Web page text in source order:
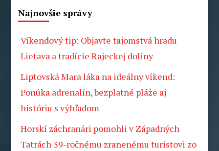
Najnovšie správy
Víkendový tip: Objavte tajomstvá hradu
Lietava a tradície Rajeckej doliny
Liptovská Mara láka na ideálny víkend:
Ponúka adrenalín, bezplatné pláže aj
históriu s výhľadom
Horskí záchranári pomohli v Západných
Tatrách 39-ročnému zranenému turistovi zo